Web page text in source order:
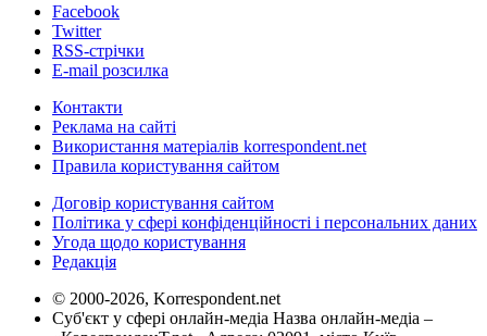
Facebook
Twitter
RSS-стрічки
E-mail розсилка
Контакти
Реклама на сайті
Використання матеріалів korrespondent.net
Правила користування сайтом
Договір користування сайтом
Політика у сфері конфіденційності і персональних даних
Угода щодо користування
Редакція
© 2000-2026, Korrespondent.net
Суб'єкт у сфері онлайн-медіа Назва онлайн-медіа –